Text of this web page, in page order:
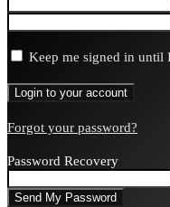
Keep me signed in until
Forgot your password?
Password Recovery